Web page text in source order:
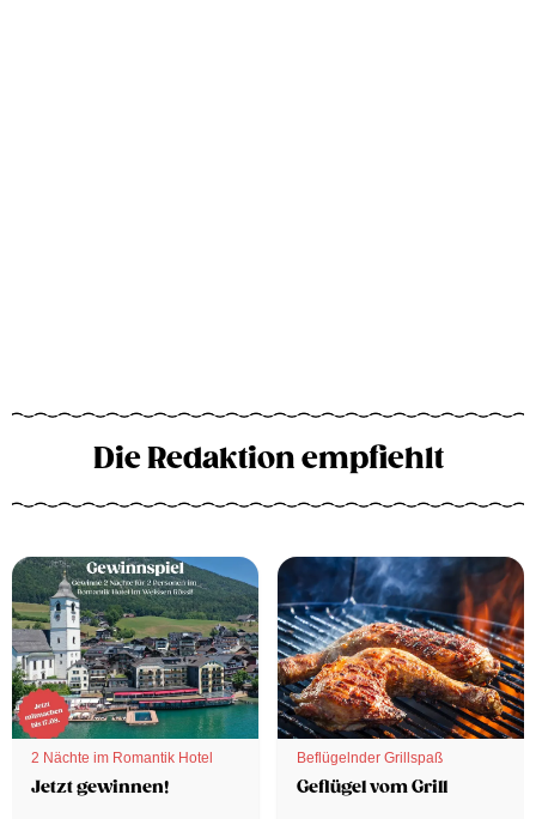
Die Redaktion empfiehlt
2 Nächte im Romantik Hotel
Jetzt gewinnen!
Beflügelnder Grillspaß
Geflügel vom Grill